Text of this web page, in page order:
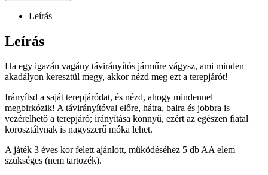
Leírás
Leírás
Ha egy igazán vagány távirányítós járműre vágysz, ami minden
akadályon keresztül megy, akkor nézd meg ezt a terepjárót!
Irányítsd a saját terepjáródat, és nézd, ahogy mindennel
megbirkózik! A távirányítóval előre, hátra, balra és jobbra is
vezérelhető a terepjáró; irányítása könnyű, ezért az egészen fiatal
korosztálynak is nagyszerű móka lehet.
A játék 3 éves kor felett ajánlott, működéséhez 5 db AA elem
szükséges (nem tartozék).